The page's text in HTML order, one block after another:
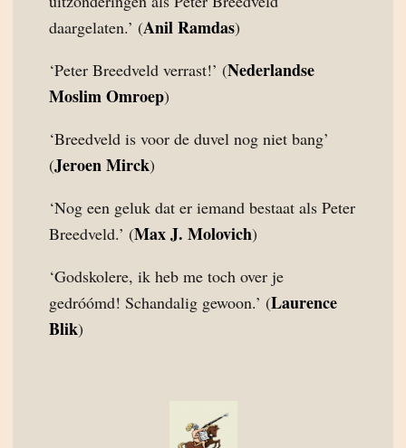
daargelaten.’ (Anil Ramdas)
‘Peter Breedveld verrast!’ (Nederlandse
Moslim Omroep)
‘Breedveld is voor de duvel nog niet bang’
(Jeroen Mirck)
‘Nog een geluk dat er iemand bestaat als Peter
Breedveld.’ (Max J. Molovich)
‘Godskolere, ik heb me toch over je
gedróómd! Schandalig gewoon.’ (Laurence
Blik)